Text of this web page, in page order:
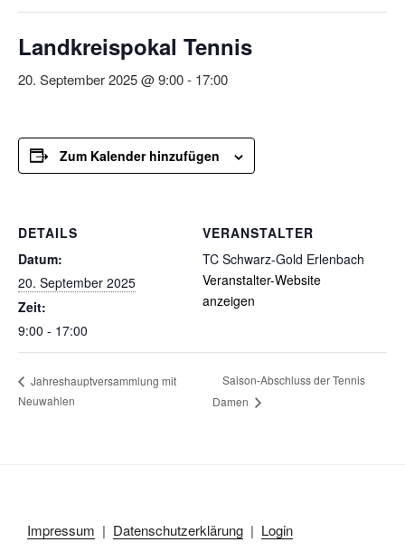
Landkreispokal Tennis
20. September 2025 @ 9:00- 17:00
Zum Kalender hinzufügen
DETAILS
Datum:
20. September 2025
Zeit:
9:00 - 17:00
VERANSTALTER
TC Schwarz-Gold Erlenbach
Veranstalter-Website
anzeigen
Jahreshauptversammlung mit
Neuwahlen
Saison-Abschluss der Tennis
Damen
Impressum | Datenschutzerklärung | Login